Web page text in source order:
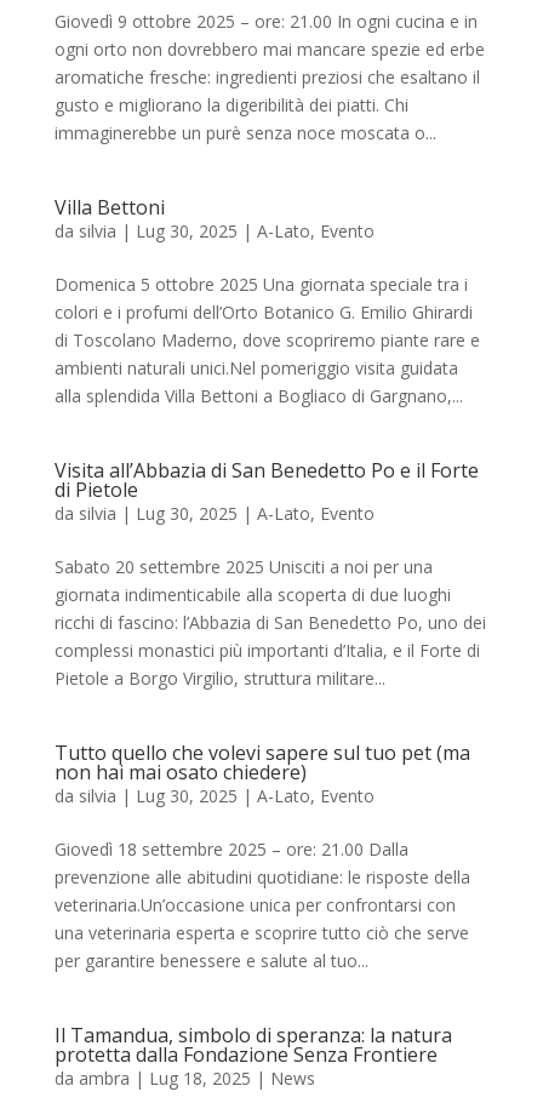
Giovedì 9 ottobre 2025 – ore: 21.00 In ogni cucina e in
ogni orto non dovrebbero mai mancare spezie ed erbe
aromatiche fresche: ingredienti preziosi che esaltano il
gusto e migliorano la digeribilità dei piatti. Chi
immaginerebbe un purè senza noce moscata o...
Villa Bettoni
da silvia | Lug 30, 2025 | A-Lato, Evento
Domenica 5 ottobre 2025 Una giornata speciale tra i
colori e i profumi dell’Orto Botanico G. Emilio Ghirardi
di Toscolano Maderno, dove scopriremo piante rare e
ambienti naturali unici.Nel pomeriggio visita guidata
alla splendida Villa Bettoni a Bogliaco di Gargnano,...
Visita all’Abbazia di San Benedetto Po e il Forte
di Pietole
da silvia | Lug 30, 2025 | A-Lato, Evento
Sabato 20 settembre 2025 Unisciti a noi per una
giornata indimenticabile alla scoperta di due luoghi
ricchi di fascino: l’Abbazia di San Benedetto Po, uno dei
complessi monastici più importanti d’Italia, e il Forte di
Pietole a Borgo Virgilio, struttura militare...
Tutto quello che volevi sapere sul tuo pet (ma
non hai mai osato chiedere)
da silvia | Lug 30, 2025 | A-Lato, Evento
Giovedì 18 settembre 2025 – ore: 21.00 Dalla
prevenzione alle abitudini quotidiane: le risposte della
veterinaria.Un’occasione unica per confrontarsi con
una veterinaria esperta e scoprire tutto ciò che serve
per garantire benessere e salute al tuo...
Il Tamandua, simbolo di speranza: la natura
protetta dalla Fondazione Senza Frontiere
da ambra | Lug 18, 2025 | News